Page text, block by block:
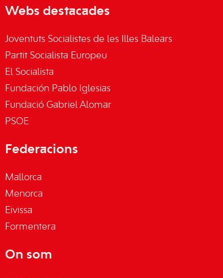
Webs destacades
Joventuts Socialistes de les Illes Balears
Partit Socialista Europeu
El Socialista
Fundación Pablo Iglesias
Fundació Gabriel Alomar
PSOE
Federacions
Mallorca
Menorca
Eivissa
Formentera
On som